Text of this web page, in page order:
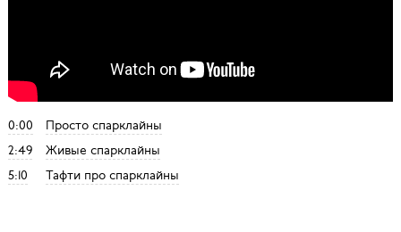
0:00
Просто спарклайны
2:49
Живые спарклайны
5:10
Тафти про спарклайны